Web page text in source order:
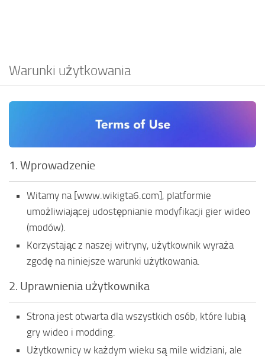
Warunki użytkowania
1. Wprowadzenie
Witamy na [www.wikigta6.com], platformie
umożliwiającej udostępnianie modyfikacji gier wideo
(modów).
Korzystając z naszej witryny, użytkownik wyraża
zgodę na niniejsze warunki użytkowania.
2. Uprawnienia użytkownika
Strona jest otwarta dla wszystkich osób, które lubią
gry wideo i modding.
Użytkownicy w każdym wieku są mile widziani, ale